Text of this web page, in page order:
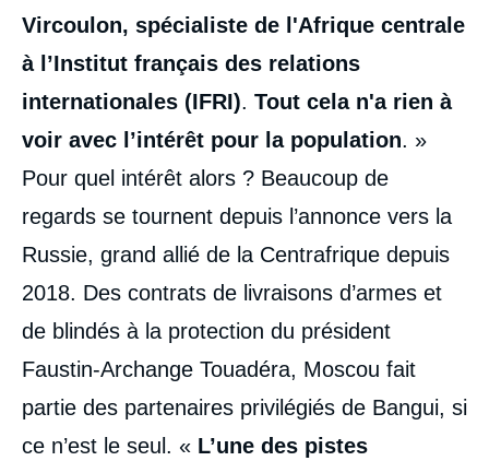
Vircoulon, spécialiste de l'Afrique centrale
à l’Institut français des relations
internationales (IFRI). Tout cela n'a rien à
voir avec l’intérêt pour la population. »
Pour quel intérêt alors ? Beaucoup de
regards se tournent depuis l’annonce vers la
Russie, grand allié de la Centrafrique depuis
2018. Des contrats de livraisons d’armes et
de blindés à la protection du président
Faustin-Archange Touadéra, Moscou fait
partie des partenaires privilégiés de Bangui, si
ce n’est le seul. « L’une des pistes